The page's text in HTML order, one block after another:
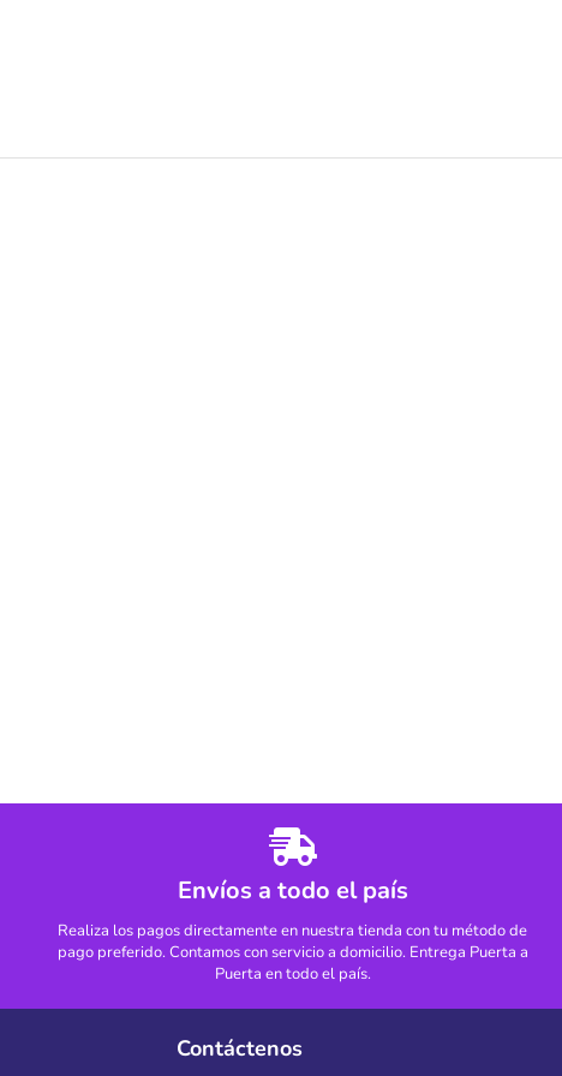
Envíos a todo el país
Realiza los pagos directamente en nuestra tienda con tu método de
pago preferido. Contamos con servicio a domicilio. Entrega Puerta a
Puerta en todo el país.
Contáctenos